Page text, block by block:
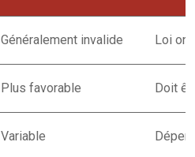
Généralement invalide Loi
Plus favorable Doit
Variable